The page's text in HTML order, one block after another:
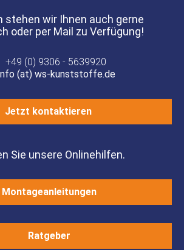
stehen wir Ihnen auch gerne
oder per Mail zu Verfügung!
+49 (0) 9306 - 5639920
(at) ws-kunststoffe.de
Jetzt kontaktieren
Sie unsere Onlinehilfen.
Montageanleitungen
Ratgeber